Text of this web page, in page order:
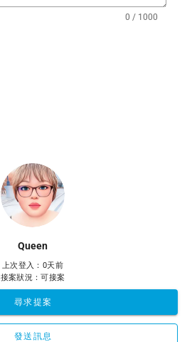
0 / 1000
Queen
上次登入：0天前
接案狀況：可接案
尋求提案
發送訊息